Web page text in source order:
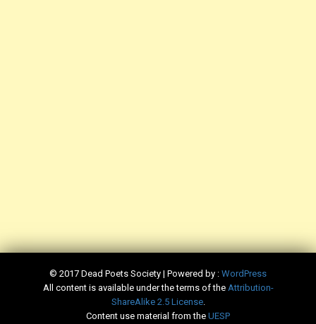
© 2017 Dead Poets Society | Powered by : WordPress
All content is available under the terms of the ​Attribution-
ShareAlike 2.5 License.
Content use material from the ​UESP